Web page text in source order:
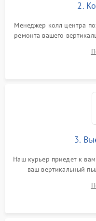
проводов
Поломка системы защиты
2.
Менеджер колл центра
ремонта вашего
3.
Наш курьер приедет к
ваш вертикальный